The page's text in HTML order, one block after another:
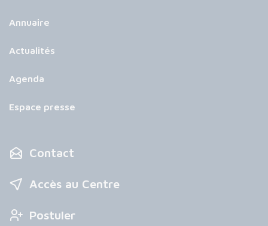
Annuaire
Actualités
Agenda
Espace presse
Contact
Accès au Centre
Postuler